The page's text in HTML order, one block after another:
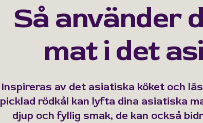
Så använder
mat i det
Inspireras av det asiatiska köket och
picklad rödkål kan lyfta dina asiatiska
djup och fyllig smak, de kan också